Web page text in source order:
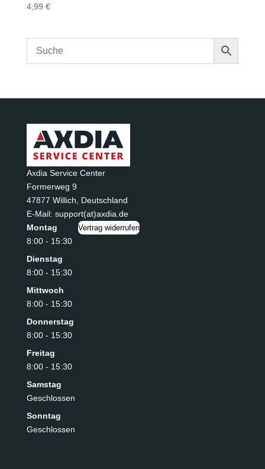
4,99 €
Axdia Service Center
Formerweg 9
47877 Willich, Deutschland
E-Mail: support(at)axdia.de
Montag
8:00 - 15:30
Dienstag
8:00 - 15:30
Mittwoch
8:00 - 15:30
Donnerstag
8:00 - 15:30
Freitag
8:00 - 15:30
Samstag
Geschlossen
Sonntag
Geschlossen
Vertrag widerrufen